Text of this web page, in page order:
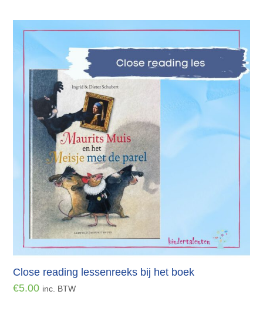
Close reading lessenreeks bij het boek
€5.00 inc. BTW